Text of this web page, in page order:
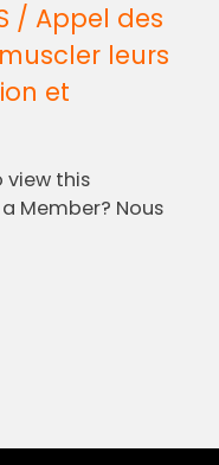
/ Appel des
leurs
et
view this
Member? Nous